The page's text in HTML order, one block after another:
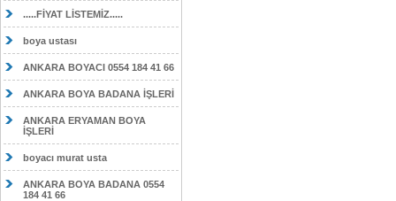
.....FİYAT LİSTEMİZ.....
boya ustası
ANKARA BOYACI 0554 184 41 66
ANKARA BOYA BADANA İŞLERİ
ANKARA ERYAMAN BOYA
İŞLERİ
boyacı murat usta
ANKARA BOYA BADANA 0554
184 41 66